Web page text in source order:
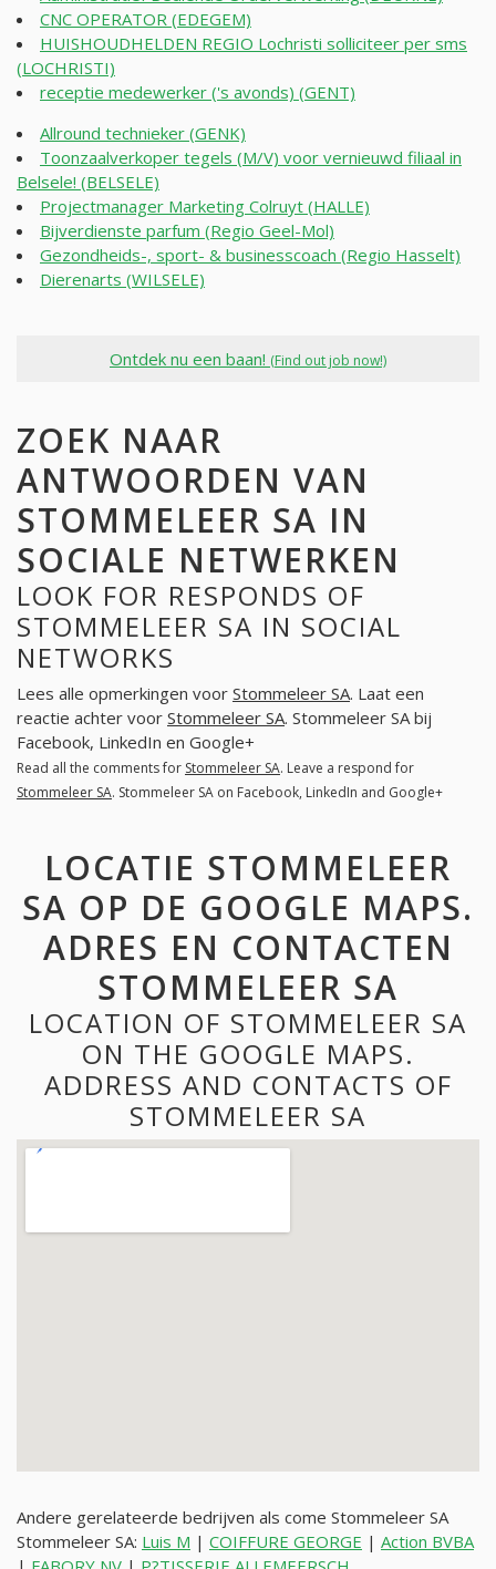
CNC OPERATOR (EDEGEM)
HUISHOUDHELDEN REGIO Lochristi solliciteer per sms
(LOCHRISTI)
receptie medewerker ('s avonds) (GENT)
Allround technieker (GENK)
Toonzaalverkoper tegels (M/V) voor vernieuwd filiaal in
Belsele! (BELSELE)
Projectmanager Marketing Colruyt (HALLE)
Bijverdienste parfum (Regio Geel-Mol)
Gezondheids-, sport- & businesscoach (Regio Hasselt)
Dierenarts (WILSELE)
Ontdek nu een baan! (Find out job now!)
ZOEK NAAR
ANTWOORDEN VAN
STOMMELEER SA IN
SOCIALE NETWERKEN
LOOK FOR RESPONDS OF
STOMMELEER SA IN SOCIAL
NETWORKS
Lees alle opmerkingen voor Stommeleer SA. Laat een
reactie achter voor Stommeleer SA. Stommeleer SA bij
Facebook, LinkedIn en Google+
Read all the comments for Stommeleer SA. Leave a respond for
Stommeleer SA. Stommeleer SA on Facebook, LinkedIn and Google+
LOCATIE STOMMELEER
SA OP DE GOOGLE MAPS.
ADRES EN CONTACTEN
STOMMELEER SA
LOCATION OF STOMMELEER SA
ON THE GOOGLE MAPS.
ADDRESS AND CONTACTS OF
STOMMELEER SA
Andere gerelateerde bedrijven als come Stommeleer SA
Stommeleer SA: Luis M | COIFFURE GEORGE | Action BVBA